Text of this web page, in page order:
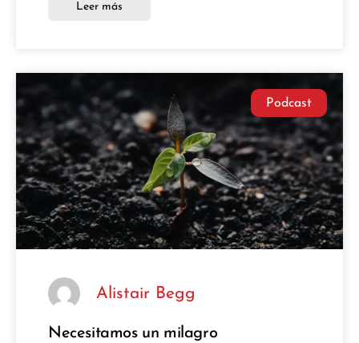
Leer más
Podcast
Alistair Begg
Necesitamos un milagro